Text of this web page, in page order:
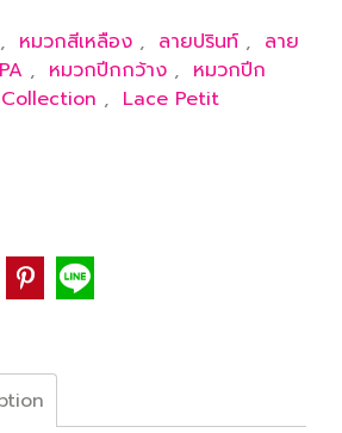
, หมวกสีเหลือง , ลายปรินท์ , ลาย
, หมวกปีกกว้าง , หมวกปีก
Collection , Lace Petit